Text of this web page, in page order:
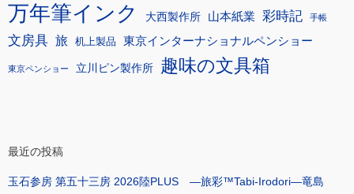
万年筆インク 大西製作所 山本紙業 彩時記 手帳
文房具 旅 机上製品 東京インターナショナルペンショー
東京ペンショー 立川ピン製作所 趣味の文具箱
最近の投稿
玉石参房 第五十三房 2026陸PLUS ―旅彩™Tabi-Irodori―竜島